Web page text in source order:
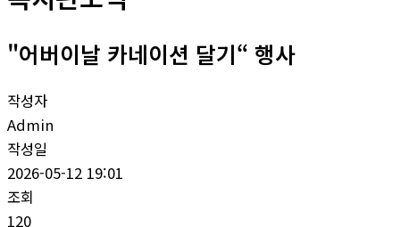
"어버이날 카네이션 달기“ 행사
작성자
Admin
작성일
2026-05-12 19:01
조회
120